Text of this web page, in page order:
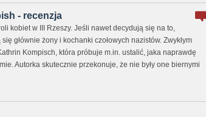
- recenzja
kobiet w III Rzeszy. Jeśli nawet decydują się na to,
głównie żony i kochanki czołowych nazistów. Zwykłym
Kompisch, która próbuje m.in. ustalić, jaka naprawdę
Autorka skutecznie przekonuje, że nie były one biernymi